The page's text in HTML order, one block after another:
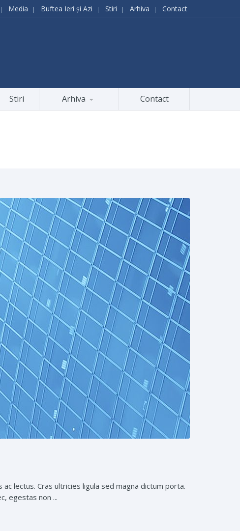
Media Buftea Ieri și Azi Stiri Arhiva Contact
Stiri Arhiva Contact
lectus. Cras ultricies ligula sed magna dictum porta.
egestas non ...